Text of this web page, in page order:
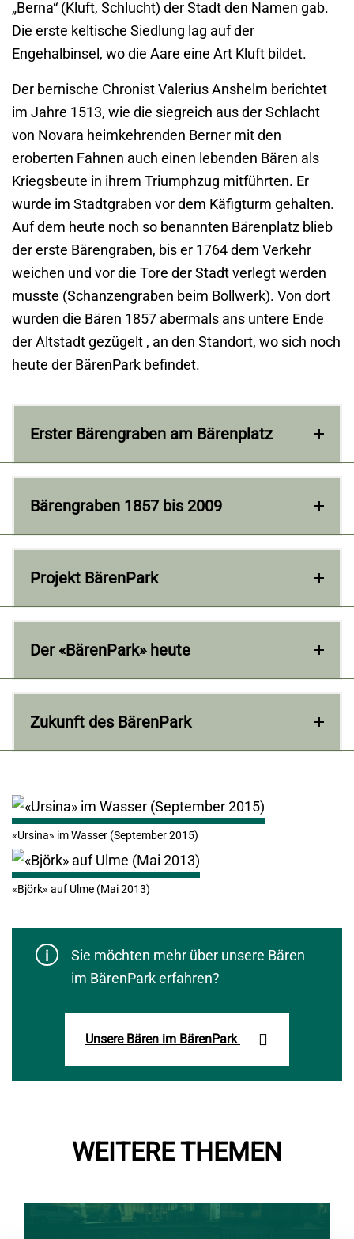
„Berna“ (Kluft, Schlucht) der Stadt den Namen gab.
Die erste keltische Siedlung lag auf der
Engehalbinsel, wo die Aare eine Art Kluft bildet.
Der bernische Chronist Valerius Anshelm berichtet
im Jahre 1513, wie die siegreich aus der Schlacht
von Novara heimkehrenden Berner mit den
eroberten Fahnen auch einen lebenden Bären als
Kriegsbeute in ihrem Triumphzug mitführten. Er
wurde im Stadtgraben vor dem Käfigturm gehalten.
Auf dem heute noch so benannten Bärenplatz blieb
der erste Bärengraben, bis er 1764 dem Verkehr
weichen und vor die Tore der Stadt verlegt werden
musste (Schanzengraben beim Bollwerk). Von dort
wurden die Bären 1857 abermals ans untere Ende
der Altstadt gezügelt , an den Standort, wo sich noch
heute der BärenPark befindet.
Erster Bärengraben am Bärenplatz
Bärengraben 1857 bis 2009
Projekt BärenPark
Der «BärenPark» heute
Zukunft des BärenPark
«Ursina» im Wasser (September 2015)
«Björk» auf Ulme (Mai 2013)
Sie möchten mehr über unsere Bären
im BärenPark erfahren?
Unsere Bären im BärenPark
WEITERE THEMEN